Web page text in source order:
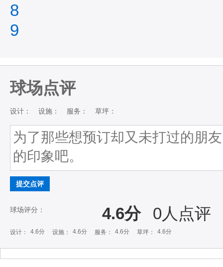
8
9
球场点评
设计： 设施： 服务： 草坪：
提交点评
球场评分： 4.6分 0人点评
设计： 4.6分 设施： 4.6分 服务： 4.6分 草坪： 4.6分